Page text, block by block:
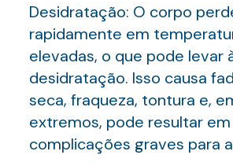
Desidratação: O corpo
rapidamente em
elevadas, o que pode levar
desidratação. Isso causa
seca, fraqueza, tontura e,
extremos, pode resultar em
complicações graves para